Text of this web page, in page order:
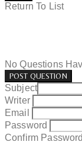
Return To List
No Questions
POST QUESTION
Subject
Writer
Email
Password
Confirm Password